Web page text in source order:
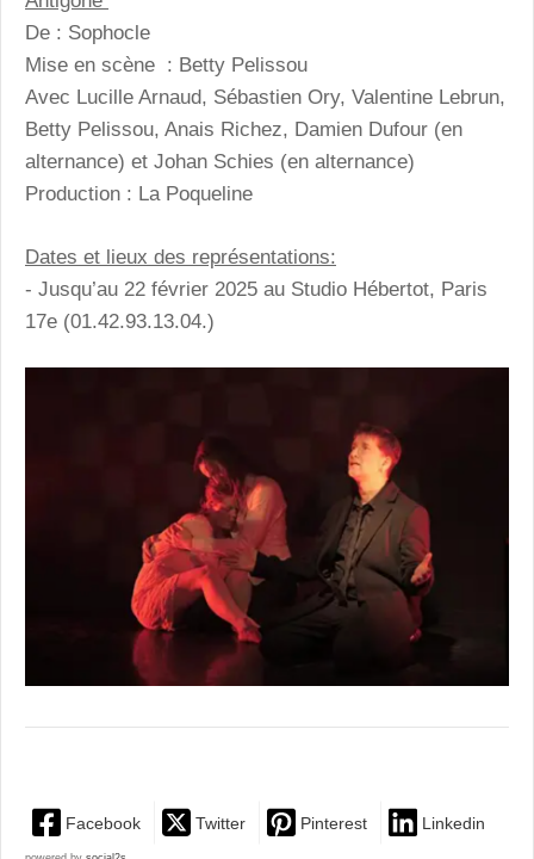
De : Sophocle
Mise en scène : Betty Pelissou
Avec Lucille Arnaud, Sébastien Ory, Valentine Lebrun,
Betty Pelissou, Anais Richez, Damien Dufour (en
alternance) et Johan Schies (en alternance)
Production : La Poqueline
Dates et lieux des représentations:
- Jusqu’au 22 février 2025 au Studio Hébertot, Paris
17e (01.42.93.13.04.)
Facebook Twitter Pinterest Linkedin